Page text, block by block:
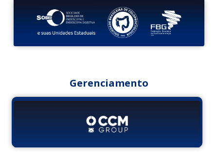
Gerenciamento